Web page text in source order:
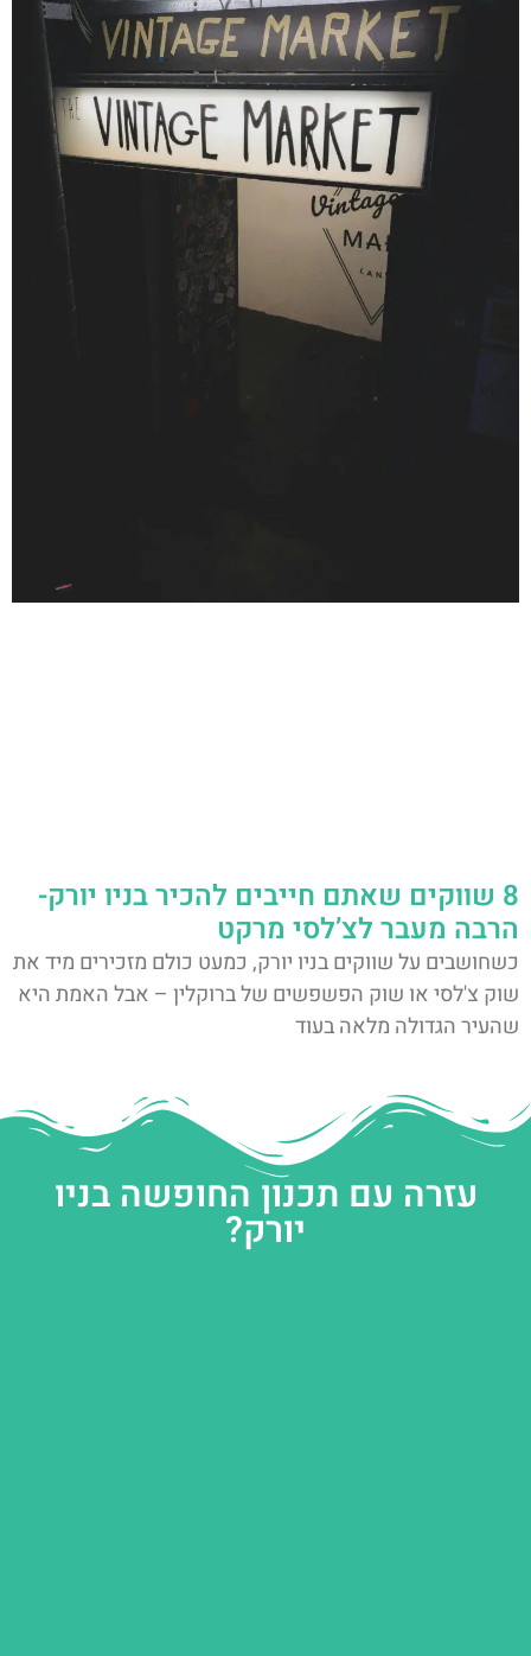
8 שווקים שאתם חייבים להכיר בניו יורק-
הרבה מעבר לצ’לסי מרקט
כשחושבים על שווקים בניו יורק, כמעט כולם מזכירים מיד את
שוק צ'לסי או שוק הפשפשים של ברוקלין – אבל האמת היא
שהעיר הגדולה מלאה בעוד
עזרה עם תכנון החופשה בניו
יורק?